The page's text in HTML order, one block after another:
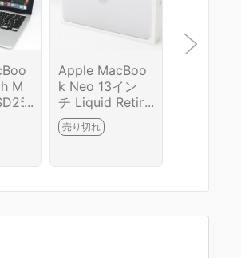
M
Apple MacBoo
k Neo 13イン
チ Liquid Retina
ディスプレイ M
HFA4J/A [シル
797-2G10
売り切れ